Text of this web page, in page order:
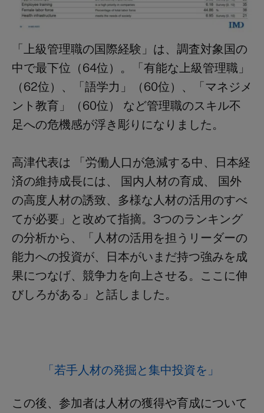
「上級管理職の国際経験」は、調査対象国の
中で最下位（64位）。「有能な上級管理職」
（62位）、「語学力」（60位）、「マネジメ
ント教育」（60位） など管理職のスキル不
足への危機感が浮き彫りになりました。
高津代表は 「労働人口が急減する中、日本経
済の維持成長には、 国内人材の育成、 国外
の高度人材の誘致、多様な人材の活用のすべ
てが必要」と改めて指摘。3つのランキング
の分析から、「人材の活用を担うリーダーの
能力への投資が、日本がいまだ持つ強みを成
果につなげ、競争力を向上させる。ここに伸
びしろがある」と話しました。
「若手人材の発掘と集中投資を」
この後、参加者は人材の獲得や育成について